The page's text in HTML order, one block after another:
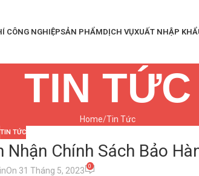
CÔNG NGHIỆPSẢN PHẨMDỊCH VỤXUẤT NHẬP
TIN TỨC
Home Tin Tức
TIN TỨC
Chính Sách Bảo
On 31 Tháng 5, 2023 0